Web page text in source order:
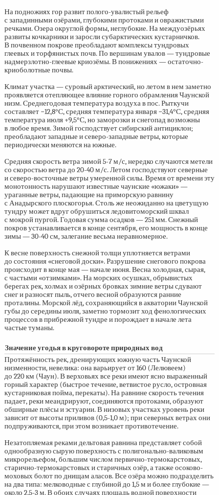
На подножиях гор развит полого-увалистый рельеф
с западинными озёрами, глубокими протоками и овражистыми
речками. Озера округлой формы, неглубокие. На междуозёрьях
развиты кочкарники и заросли субарктических кустарничков.
В почвенном покрове преобладают комплексы тундровых
глеевых и торфянистых почв. По вершинам увалов — тундровые
надмерзлотно-глеевые криозёмы. В понижениях — остаточно-
криоболотные почвы.
Климат участка — суровый арктический, но летом в нем заметно
проявляется отепляющее влияние горного обрамления Чаунской
низм. Среднегодовая температура воздуха в пос. Рыткучи
составляет −12,8°С, средняя температура января −31,4°С, средняя
температура июля +9,5°С, но заморозки и снегопад возможны
в любое время. Зимой господствует сибирский антициклон;
преобладают западные и северо-западные ветры, которые
периодически меняются на южные.
Средняя скорость ветра зимой5-7 м/с,нередко случаются метели
со скоростью ветра до 20-40 м/с.Летом господствуют северные
и северо-восточные ветры умеренной силы. Время от времени эту
монотонность нарушают известные чаунские «южаки» —
ураганные ветры, падающие на приморскую равнину
с Анадырского плоскогорья. Столь же неожиданно на цветущую
тундру может вдруг обрушиться ледовитоморский шквал
с мокрой пургой. Годовая сумма осадков — 251 мм. Снежный
покров устанавливается в конце сентября, его мощность в конце
зимы —30-40 см,залегание весьма неравномерное.
К весне поверхность снежной толщи уплотняется ветрами
до состояния «снеговой доски». Разрушение снегового покрова
происходит в конце мая — начале июня. Весна холодная, сырая,
с частыми «отзимками». На морских осушках, обрывистых
берегах рек, холмах и озёрных бровках зимние ветры сдувают
снег и разносят пыль, отчего весной образуются ранние
проталины. Морской лёд, сохраняющийся в акватории Чаунской
губы до середины июля, заметно тормозит ход фенологических
процессов в прибрежной тундре и порождает в начале лета
частые туманы.
Значение угодья в круговороте природных вод
Протяжённость рек, дренирующих южную часть Чаунской
низменности, невелика: она варьирует от 160 (Лелювеем)
до 220 км (Чаун). В верховьях все реки имеют ясно выраженный
горный характер (быстрое течение, ветвистое русло, островная
кустарниковая пойма, перекаты). На равнине скорость течения
падает, реки меандрируют, соединяются протоками, образуют
обширные плёсы и эстуарии. В низовых участках уровень реки
зависит от высоты приливов (0,5-1,0 м); при северных ветрах они
подпруживаются, при этом возникает противотечение.
Незатопляемая реками дельтовая равнина представляет собой
однообразную сырую поверхность с полигонально-валиковым
микрорельефом, большим числом первично-термокарстовых,
старично-термокарстовых и старичных озёр, а также осоково-
моховых болот по днищам аласов. Все озёра можно подразделить
на два типа: мелководные с глубиной до 1,5 м и более глубокие —
около 2,5-3 м.В обоих случаях площадь водной поверхности